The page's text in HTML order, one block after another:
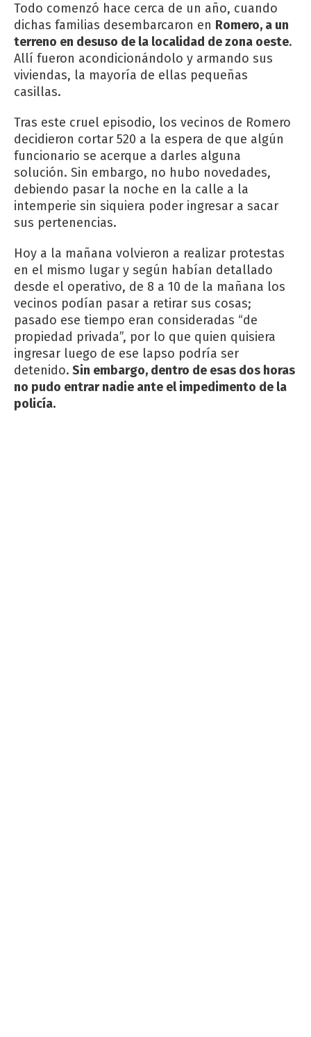
Todo comenzó hace cerca de un año, cuando
dichas familias desembarcaron en Romero, a un
terreno en desuso de la localidad de zona oeste.
Allí fueron acondicionándolo y armando sus
viviendas, la mayoría de ellas pequeñas
casillas.
Tras este cruel episodio, los vecinos de Romero
decidieron cortar 520 a la espera de que algún
funcionario se acerque a darles alguna
solución. Sin embargo, no hubo novedades,
debiendo pasar la noche en la calle a la
intemperie sin siquiera poder ingresar a sacar
sus pertenencias.
Hoy a la mañana volvieron a realizar protestas
en el mismo lugar y según habían detallado
desde el operativo, de 8 a 10 de la mañana los
vecinos podían pasar a retirar sus cosas;
pasado ese tiempo eran consideradas “de
propiedad privada”, por lo que quien quisiera
ingresar luego de ese lapso podría ser
detenido. Sin embargo, dentro de esas dos horas
no pudo entrar nadie ante el impedimento de la
policía.